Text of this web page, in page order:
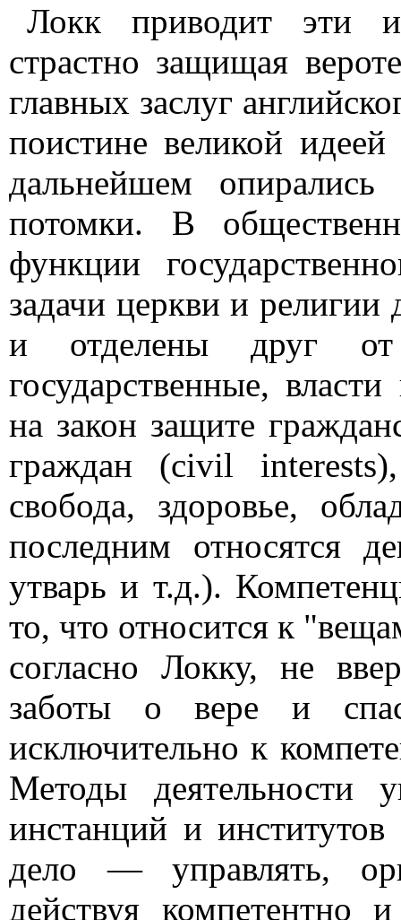
Локк приводит эти
страстно защищая
главных заслуг
поистине великой
дальнейшем
потомки. В
функции
задачи церкви и
и отделены друг от
государственные,
на закон защите
граждан (civil
свобода, здоровье,
последним относятся
утварь и т.д.).
то, что относится к
согласно Локку, не
заботы о вере и
исключительно к
Методы деятельности
инстанций и
дело — управлять,
действуя